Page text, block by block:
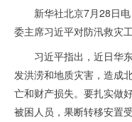
新华社北京7月28日
委主席习近平对防汛救灾
习近平指出，近日华
发洪涝和地质灾害，造成
亡和财产损失。要扎实做
被困人员，果断转移安置